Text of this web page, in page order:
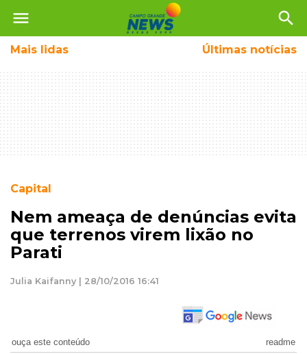
menu search
Mais lidas Últimas notícias
Capital
Nem ameaça de denúncias evita
que terrenos virem lixão no
Parati
Julia Kaifanny | 28/10/2016 16:41
ouça este conteúdo readme